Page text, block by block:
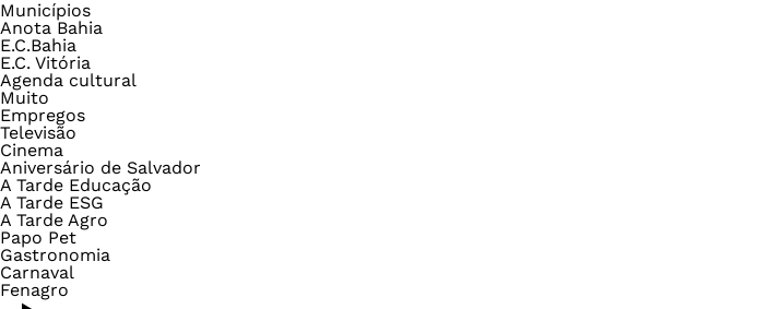
Municípios
Anota Bahia
E.C.Bahia
E.C. Vitória
Agenda cultural
Muito
Empregos
Televisão
Cinema
Aniversário de Salvador
A Tarde Educação
A Tarde ESG
A Tarde Agro
Papo Pet
Gastronomia
Carnaval
Fenagro